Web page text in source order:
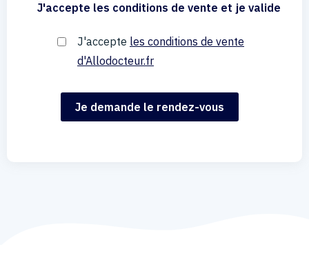
J'accepte les conditions de vente et je valide
J'accepte les conditions de vente
d'Allodocteur.fr